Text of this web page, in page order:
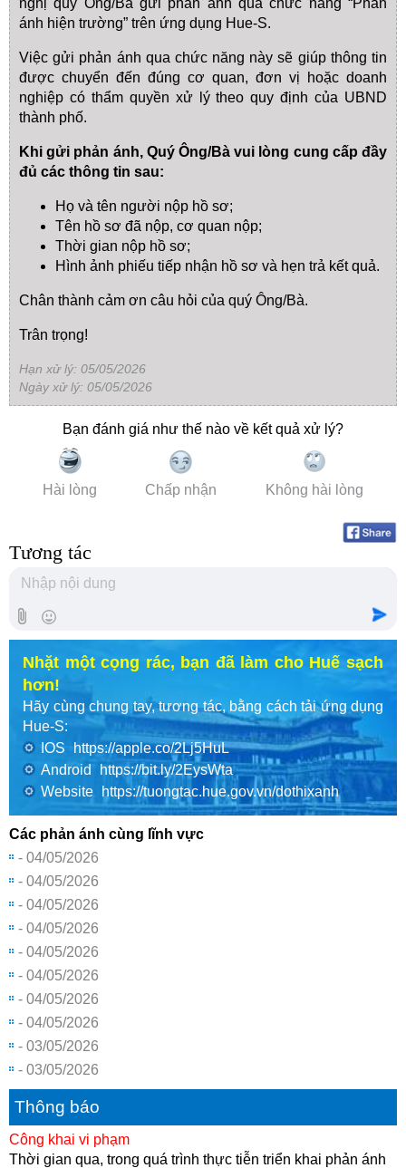
nghị quý Ông/Bà gửi phản ánh qua chức năng “Phản
ánh hiện trường” trên ứng dụng Hue-S.
Việc gửi phản ánh qua chức năng này sẽ giúp thông tin
được chuyển đến đúng cơ quan, đơn vị hoặc doanh
nghiệp có thẩm quyền xử lý theo quy định của UBND
thành phố.
Khi gửi phản ánh, Quý Ông/Bà vui lòng cung cấp đầy
đủ các thông tin sau:
Họ và tên người nộp hồ sơ;
Tên hồ sơ đã nộp, cơ quan nộp;
Thời gian nộp hồ sơ;
Hình ảnh phiếu tiếp nhận hồ sơ và hẹn trả kết quả.
Chân thành cảm ơn câu hỏi của quý Ông/Bà.
Trân trọng!
Hạn xử lý: 05/05/2026
Ngày xử lý: 05/05/2026
Bạn đánh giá như thế nào về kết quả xử lý?
Hài lòng Chấp nhận Không hài lòng
Tương tác
Nhặt một cọng rác, bạn đã làm cho Huế sạch
hơn!
Hãy cùng chung tay, tương tác, bằng cách tải ứng dụng
Hue-S:
IOS
https://apple.co/2Lj5HuL
Android
https://bit.ly/2EysWta
Website
https://tuongtac.hue.gov.vn/dothixanh
Các phản ánh cùng lĩnh vực
- 04/05/2026
- 04/05/2026
- 04/05/2026
- 04/05/2026
- 04/05/2026
- 04/05/2026
- 04/05/2026
- 04/05/2026
- 03/05/2026
- 03/05/2026
Thông báo
Công khai vi phạm
Thời gian qua, trong quá trình thực tiễn triển khai phản ánh